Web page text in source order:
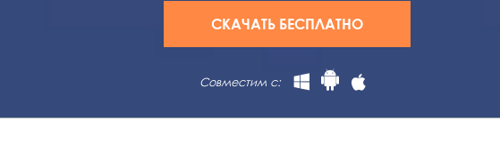
СКАЧАТЬ БЕСПЛАТНО
Совместим с: